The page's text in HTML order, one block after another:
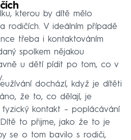
kterou by dítě mělo
rodičích. V ideálním případě
třeba i kontaktováním
spolkem nějakou
u dětí pídit po tom, co v
dochází, když je dítěti
že to, co dělají, je
fyzický kontakt – poplácávání
to přijme, jako že to je
se o tom bavilo s rodiči,